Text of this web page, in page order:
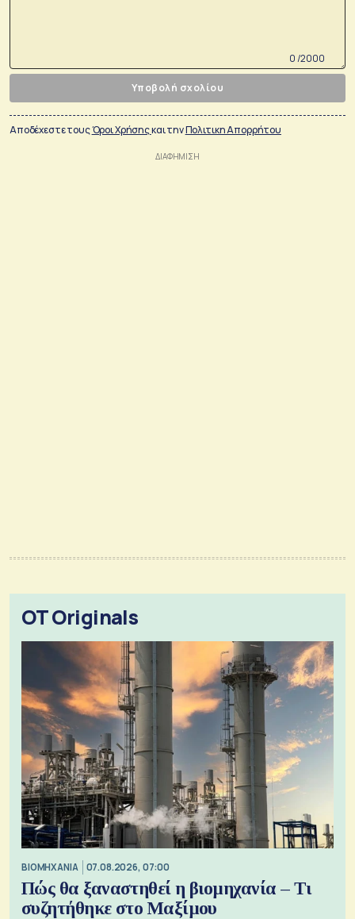
0 /2000
Υποβολή σχολίου
Αποδέχεστε τουςΌροι Χρήσηςκαι τηνΠολιτικη Απορρήτου
OT Originals
ΒΙΟΜΗΧΑΝΙΑ 07.08.2026, 07:00
Πώς θα ξαναστηθεί η βιομηχανία – Τι
συζητήθηκε στο Μαξίμου